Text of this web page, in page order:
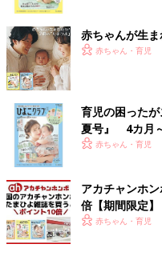
赤ちゃんが生ま
赤ちゃん・育児
育児の困った
夏号』 4カ月
いっぱい！
赤ちゃん・育児
アカチャンホ
倍【期間限定】
赤ちゃん・育児